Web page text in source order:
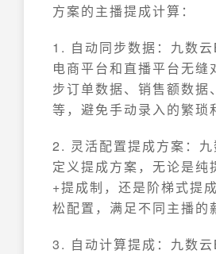
方案的主播提成计算：
1. 自动同步数据：九数
电商平台和直播平台无缝
步订单数据、销售额数据
等，避免手动录入的繁琐
2. 灵活配置提成方案：
定义提成方案，无论是纯
+提成制，还是阶梯式提
松配置，满足不同主播的
3. 自动计算提成：九数